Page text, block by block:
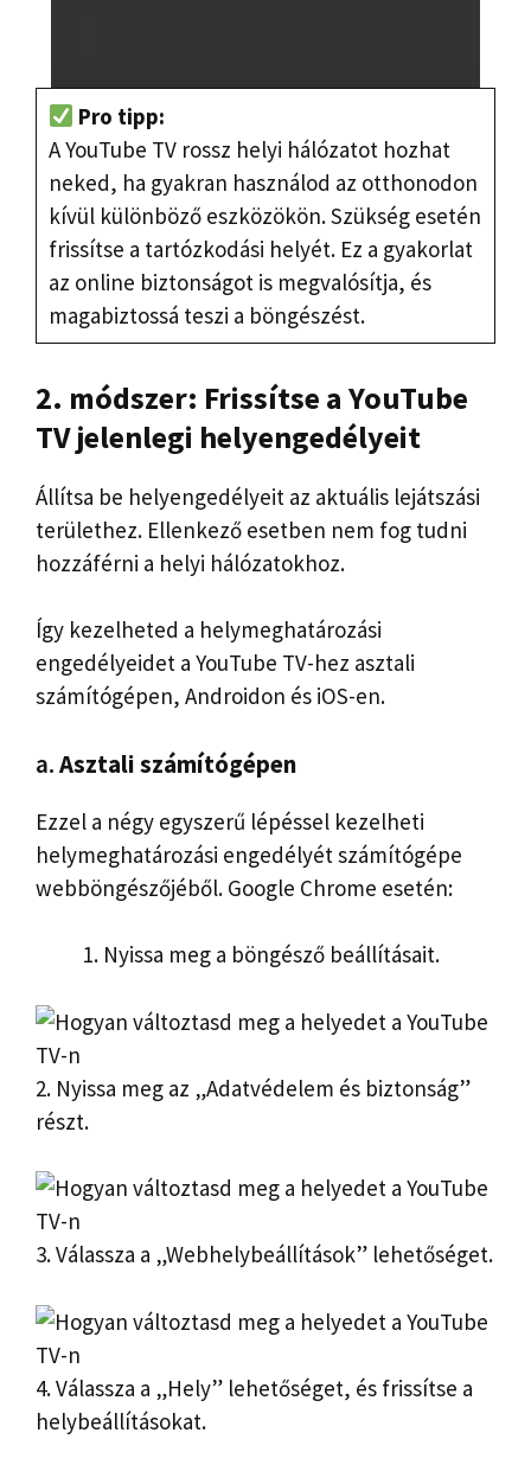
Pro tipp:
A YouTube TV rossz helyi hálózatot hozhat
neked, ha gyakran használod az otthonodon
kívül különböző eszközökön. Szükség esetén
frissítse a tartózkodási helyét. Ez a gyakorlat
az online biztonságot is megvalósítja, és
magabiztossá teszi a böngészést.
2. módszer: Frissítse a YouTube
TV jelenlegi helyengedélyeit
Állítsa be helyengedélyeit az aktuális lejátszási
területhez. Ellenkező esetben nem fog tudni
hozzáférni a helyi hálózatokhoz.
Így kezelheted a helymeghatározási
engedélyeidet a YouTube TV-hez asztali
számítógépen, Androidon és iOS-en.
a.Asztali számítógépen
Ezzel a négy egyszerű lépéssel kezelheti
helymeghatározási engedélyét számítógépe
webböngészőjéből. Google Chrome esetén:
Nyissa meg a böngésző beállításait.
2. Nyissa meg az „Adatvédelem és biztonság”
részt.
3. Válassza a „Webhelybeállítások” lehetőséget.
4. Válassza a „Hely” lehetőséget, és frissítse a
helybeállításokat.